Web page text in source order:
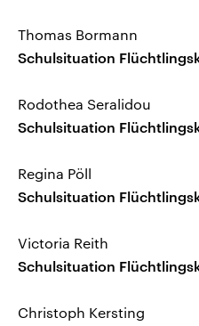
Thomas Bormann
Schulsituation
Rodothea Seralidou
Schulsituation
Regina Pöll
Schulsituation
Victoria Reith
Schulsituation
Christoph Kersting